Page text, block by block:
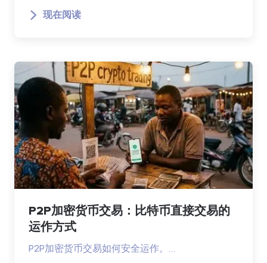
现在阅读
P2P加密货币交易：比特币直接交易的
运作方式
P2P加密货币交易如何安全运作。…